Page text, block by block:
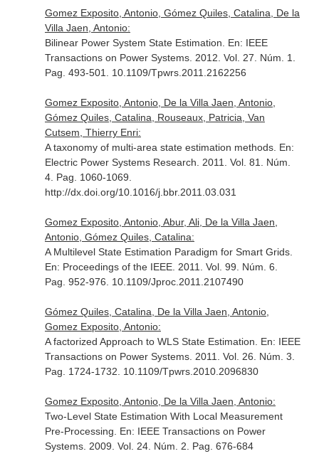
Gomez Exposito, Antonio, Gómez Quiles, Catalina, De la
Villa Jaen, Antonio:
Bilinear Power System State Estimation. En: IEEE
Transactions on Power Systems. 2012. Vol. 27. Núm. 1.
Pag. 493-501. 10.1109/Tpwrs.2011.2162256
Gomez Exposito, Antonio, De la Villa Jaen, Antonio,
Gómez Quiles, Catalina, Rouseaux, Patricia, Van
Cutsem, Thierry Enri:
A taxonomy of multi-area state estimation methods. En:
Electric Power Systems Research . 2011. Vol. 81. Núm.
4. Pag. 1060-1069.
http://dx.doi.org/10.1016/j.bbr.2011.03.031
Gomez Exposito, Antonio, Abur, Ali, De la Villa Jaen,
Antonio, Gómez Quiles, Catalina:
A Multilevel State Estimation Paradigm for Smart Grids.
En: Proceedings of the IEEE. 2011. Vol. 99. Núm. 6.
Pag. 952-976. 10.1109/Jproc.2011.2107490
Gómez Quiles, Catalina, De la Villa Jaen, Antonio,
Gomez Exposito, Antonio:
A factorized Approach to WLS State Estimation. En: IEEE
Transactions on Power Systems. 2011. Vol. 26. Núm. 3.
Pag. 1724-1732. 10.1109/Tpwrs.2010.2096830
Gomez Exposito, Antonio, De la Villa Jaen, Antonio:
Two-Level State Estimation With Local Measurement
Pre-Processing. En: IEEE Transactions on Power
Systems. 2009. Vol. 24. Núm. 2. Pag. 676-684